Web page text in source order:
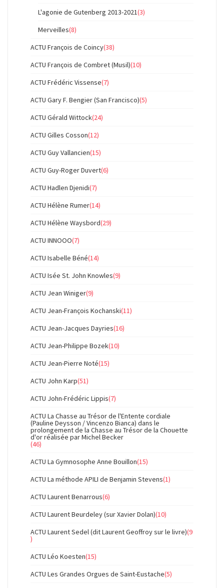
L'agonie de Gutenberg 2013-2021(3)
Merveilles(8)
ACTU François de Coincy(38)
ACTU François de Combret (Musil)(10)
ACTU Frédéric Vissense(7)
ACTU Gary F. Bengier (San Francisco)(5)
ACTU Gérald Wittock(24)
ACTU Gilles Cosson(12)
ACTU Guy Vallancien(15)
ACTU Guy-Roger Duvert(6)
ACTU Hadlen Djenidi(7)
ACTU Hélène Rumer(14)
ACTU Hélène Waysbord(29)
ACTU INNOOO(7)
ACTU Isabelle Béné(14)
ACTU Isée St. John Knowles(9)
ACTU Jean Winiger(9)
ACTU Jean-François Kochanski(11)
ACTU Jean-Jacques Dayries(16)
ACTU Jean-Philippe Bozek(10)
ACTU Jean-Pierre Noté(15)
ACTU John Karp(51)
ACTU John-Frédéric Lippis(7)
ACTU La Chasse au Trésor de l'Entente cordiale
(Pauline Deysson / Vincenzo Bianca) dans le
prolongement de la Chasse au Trésor de la Chouette
d'or réalisée par Michel Becker
(46)
ACTU La Gymnosophe Anne Bouillon(15)
ACTU La méthode APILI de Benjamin Stevens(1)
ACTU Laurent Benarrous(6)
ACTU Laurent Beurdeley (sur Xavier Dolan)(10)
ACTU Laurent Sedel (dit Laurent Geoffroy sur le livre)(9
)
ACTU Léo Koesten(15)
ACTU Les Grandes Orgues de Saint-Eustache(5)